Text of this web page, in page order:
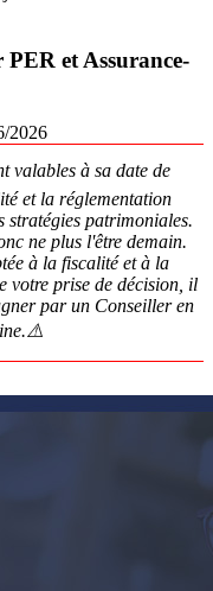
et Assurance-
2026
valables à sa date de
et la réglementation
stratégies patrimoniales.
ne plus l'être demain.
à la fiscalité et à la
votre prise de décision, il
par un Conseiller en